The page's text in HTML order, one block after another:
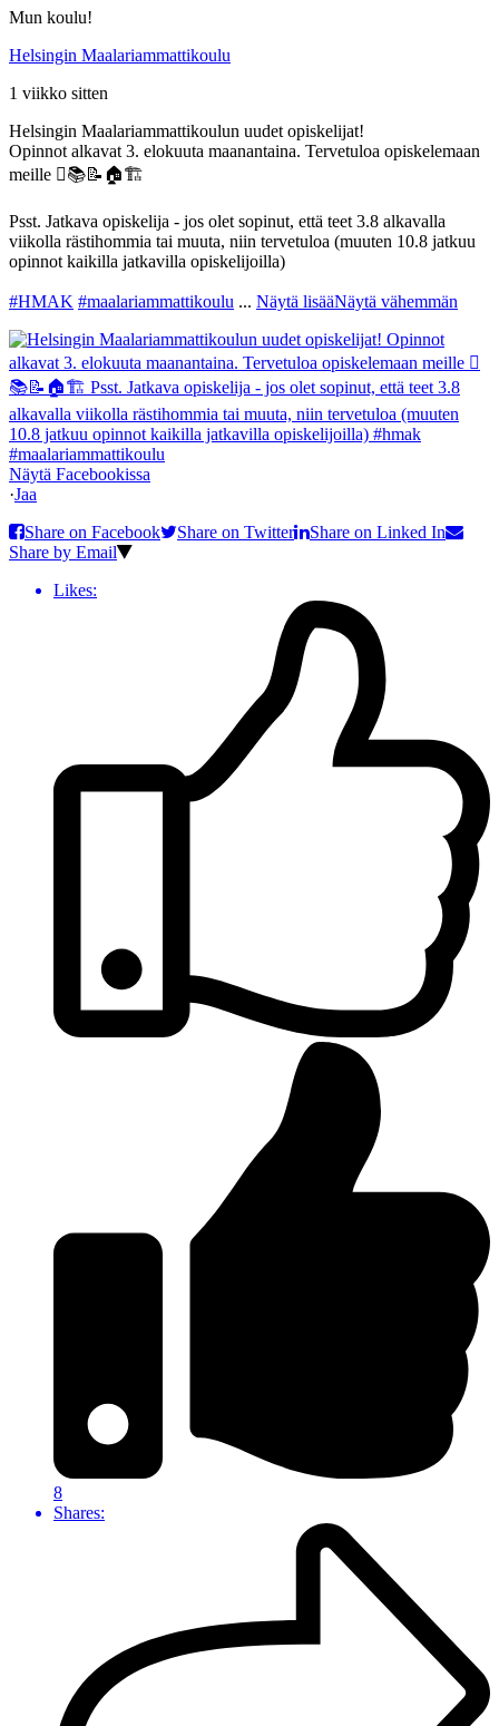
Mun koulu!
Helsingin Maalariammattikoulu
1 viikko sitten
Helsingin Maalariammattikoulun uudet opiskelijat!
Opinnot alkavat 3. elokuuta maanantaina. Tervetuloa opiskelemaan
meille 🫟📚📝🏠🏗️
Psst. Jatkava opiskelija - jos olet sopinut, että teet 3.8 alkavalla
viikolla rästihommia tai muuta, niin tervetuloa (muuten 10.8 jatkuu
opinnot kaikilla jatkavilla opiskelijoilla)
#HMAK #maalariammattikoulu ... Näytä lisääNäytä vähemmän
Näytä Facebookissa
·Jaa
Share on Facebook
Share on Twitter
Share on Linked In
Share by Email
Likes:
8
Shares: